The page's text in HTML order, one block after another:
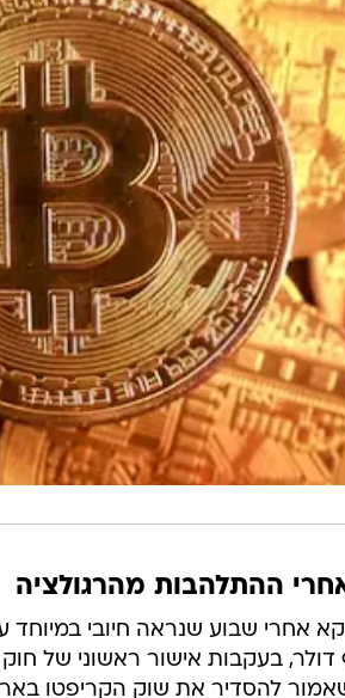
ההתלהבות מהרגולציה
אחרי שבוע שנראה חיובי
להסדיר את שוק הקריפטו